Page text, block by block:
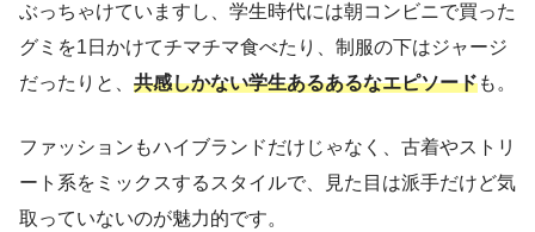
ぶっちゃけていますし、学生時代には朝コンビニで買った
グミを1日かけてチマチマ食べたり、制服の下はジャージ
だったりと、 共感しかない学生あるあるなエピソードも。
ファッションもハイブランドだけじゃなく、古着やストリ
ート系をミックスするスタイルで、見た目は派手だけど気
取っていないのが魅力的です。